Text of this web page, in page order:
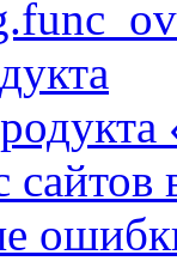
сайтов